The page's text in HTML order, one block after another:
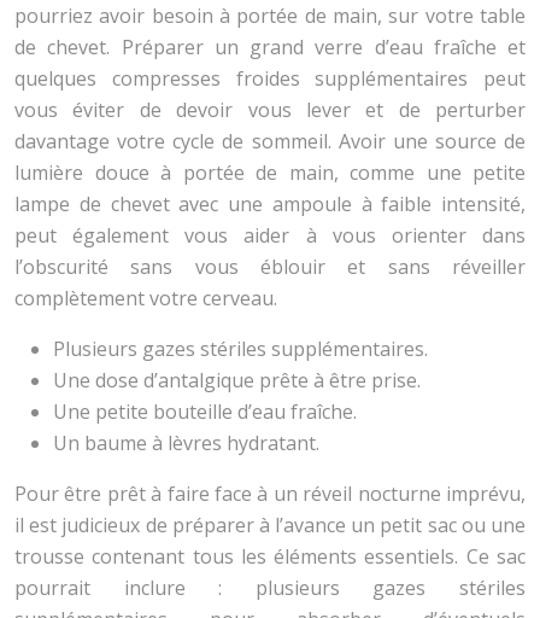
pourriez avoir besoin à portée de main, sur votre table
de chevet. Préparer un grand verre d’eau fraîche et
quelques compresses froides supplémentaires peut
vous éviter de devoir vous lever et de perturber
davantage votre cycle de sommeil. Avoir une source de
lumière douce à portée de main, comme une petite
lampe de chevet avec une ampoule à faible intensité,
peut également vous aider à vous orienter dans
l’obscurité sans vous éblouir et sans réveiller
complètement votre cerveau.
Plusieurs gazes stériles supplémentaires.
Une dose d’antalgique prête à être prise.
Une petite bouteille d’eau fraîche.
Un baume à lèvres hydratant.
Pour être prêt à faire face à un réveil nocturne imprévu,
il est judicieux de préparer à l’avance un petit sac ou une
trousse contenant tous les éléments essentiels. Ce sac
pourrait inclure : plusieurs gazes stériles